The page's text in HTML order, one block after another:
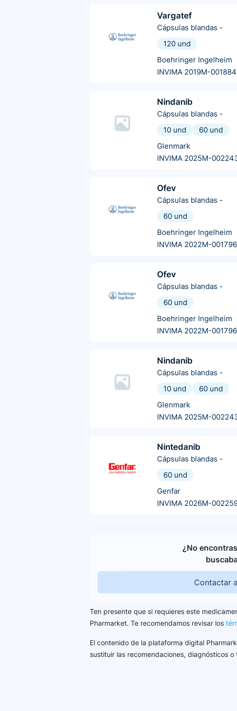
Vargatef
Cápsulas blandas -
120 und
Boehringer Ingelheim
INVIMA 2019M-
Nindanib
Cápsulas blandas -
10 und
60 und
Glenmark
INVIMA 2025M-
Ofev
Cápsulas blandas -
60 und
Boehringer Ingelheim
INVIMA 2022M-
Ofev
Cápsulas blandas -
60 und
Boehringer Ingelheim
INVIMA 2022M-
Nindanib
Cápsulas blandas -
10 und
60 und
Glenmark
INVIMA 2025M-
Nintedanib
Cápsulas blandas -
60 und
Genfar
INVIMA 2026M-
¿No
Contactar
Ten presente que si requieres este
Pharmarket. Te recomendamos revisar los
El contenido de la plataforma digital
sustituir las recomendaciones, diagnósticos